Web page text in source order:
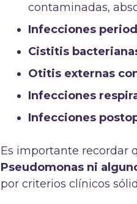
contaminadas,
Infecciones
Cistitis
Otitis externas
Infecciones
Infecciones
Es importante recordar
Pseudomonas ni
por criterios clínicos